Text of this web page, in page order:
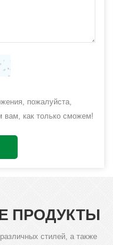
пожалуйста,
вам, как только сможем!
ПРОДУКТЫ
стилей, а также